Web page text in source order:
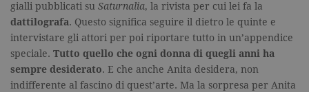
gialli pubblicati su Saturnalia, la rivista per cui lei fa la
dattilografa. Questo significa seguire il dietro le quinte e
intervistare gli attori per poi riportare tutto in un’appendice
speciale. Tutto quello che ogni donna di quegli anni ha
sempre desiderato. E che anche Anita desidera, non
indifferente al fascino di quest’arte. Ma la sorpresa per Anita